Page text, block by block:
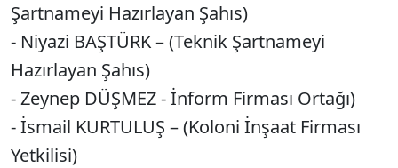
Şartnameyi Hazırlayan Şahıs)
- ⁠Niyazi BAŞTÜRK – (Teknik Şartnameyi
Hazırlayan Şahıs)
- ⁠Zeynep DÜŞMEZ - İnform Firması Ortağı)
- ⁠İsmail KURTULUŞ – (Koloni İnşaat Firması
Yetkilisi)